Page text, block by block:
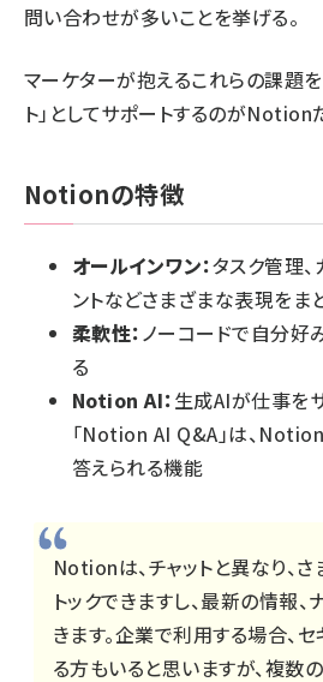
問い合わせが多いことを挙げる。
マーケターが抱えるこれらの課題を
ト」としてサポートするのがNotion
Notionの特徴
オールインワン：タスク管理、
ントなどさまざまな表現をま
柔軟性：ノーコードで自分好
る
Notion AI：生成AIが仕事を
「Notion AI Q&A」は、
答えられる機能
Notionは、チャットと異なり、
トックできますし、最新の情報
きます。企業で利用する場合、
る方もいると思いますが、複数